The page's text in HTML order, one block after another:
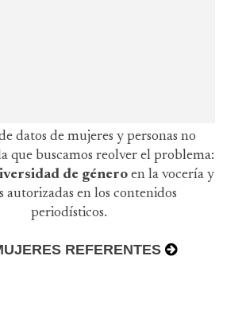
datos de mujeres y personas no
que buscamos reolver el problema:
de género en la vocería y
autorizadas en los contenidos
periodísticos.
REFERENTES